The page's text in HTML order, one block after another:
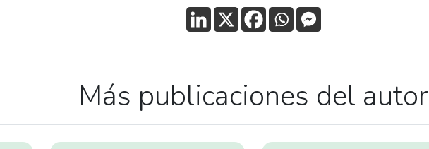
Más publicaciones del autor